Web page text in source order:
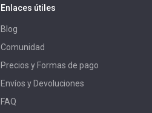
Enlaces útiles
Blog
Comunidad
Precios y Formas de pago
Envíos y Devoluciones
FAQ